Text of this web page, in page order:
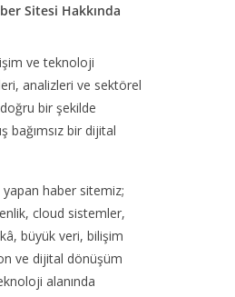
Sitesi Hakkında
ve teknoloji
analizleri ve sektörel
bir şekilde
bağımsız bir dijital
yapan haber sitemiz;
cloud sistemler,
büyük veri, bilişim
ve dijital dönüşüm
alanında